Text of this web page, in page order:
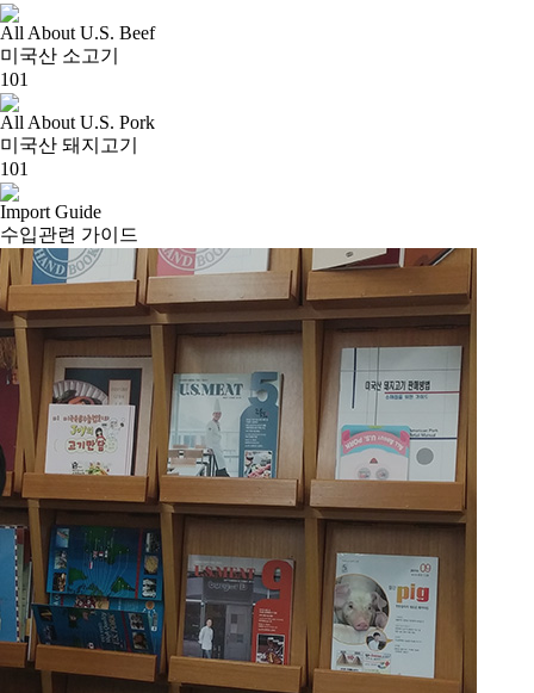
All About U.S. Beef
미국산 소고기
101
All About U.S. Pork
미국산 돼지고기
101
Import Guide
수입관련 가이드